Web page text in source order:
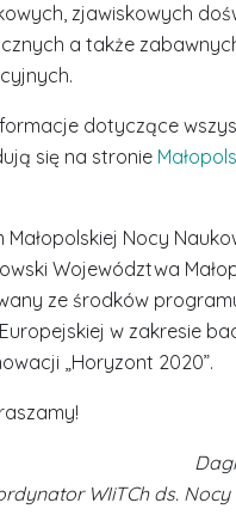
zjawiskowych
a także
dotyczące
się na stronie
Nocy
Województwa
ze środków
w zakresie
„Horyzont 2020”.
WIiTCh ds.